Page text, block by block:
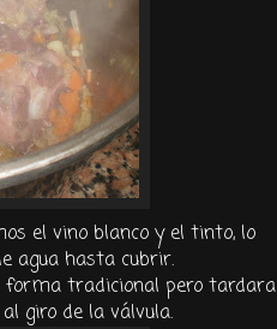
el vino blanco y el tinto, lo
agua hasta cubrir.
tradicional pero tardara
giro de la válvula.